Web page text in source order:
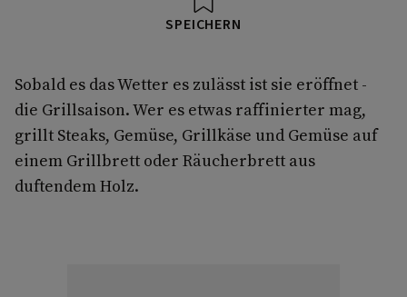
SPEICHERN
Sobald es das Wetter es zulässt ist sie eröffnet -
die Grillsaison. Wer es etwas raffinierter mag,
grillt Steaks, Gemüse, Grillkäse und Gemüse auf
einem Grillbrett oder Räucherbrett aus
duftendem Holz.